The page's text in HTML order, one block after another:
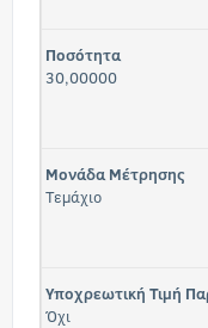
Ποσότητα
30,00000
Μονάδα Μέτρησης
Τεμάχιο
Υποχρεωτική Τιμή
Όχι